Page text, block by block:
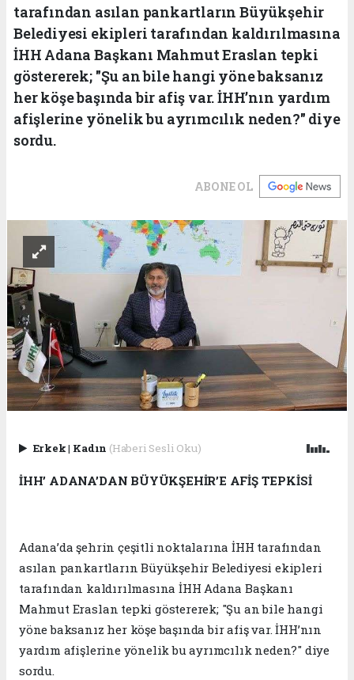
tarafından asılan pankartların Büyükşehir
Belediyesi ekipleri tarafından kaldırılmasına
İHH Adana Başkanı Mahmut Eraslan tepki
göstererek; "Şu an bile hangi yöne baksanız
her köşe başında bir afiş var. İHH’nın yardım
afişlerine yönelik bu ayrımcılık neden?" diye
sordu.
ABONE OL
Erkek| Kadın (Haberi Sesli Oku)
İHH’ ADANA’DAN BÜYÜKŞEHİR’E AFİŞ TEPKİSİ
Adana’da şehrin çeşitli noktalarına İHH tarafından
asılan pankartların Büyükşehir Belediyesi ekipleri
tarafından kaldırılmasına İHH Adana Başkanı
Mahmut Eraslan tepki göstererek; "Şu an bile hangi
yöne baksanız her köşe başında bir afiş var. İHH’nın
yardım afişlerine yönelik bu ayrımcılık neden?" diye
sordu.